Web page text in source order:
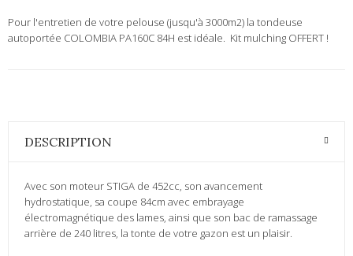
Pour l'entretien de votre pelouse (jusqu'à 3000m2) la tondeuse
autoportée COLOMBIA PA160C 84H est idéale. Kit mulching OFFERT !
DESCRIPTION
Avec son moteur STIGA de 452cc, son avancement
hydrostatique, sa coupe 84cm avec embrayage
électromagnétique des lames, ainsi que son bac de ramassage
arrière de 240 litres, la tonte de votre gazon est un plaisir.